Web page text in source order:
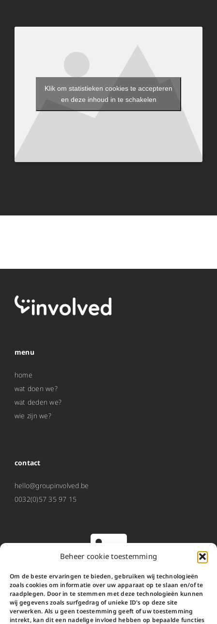
Beheer cookie toestemming
Om de beste ervaringen te bieden, gebruiken wij technologieën
zoals cookies om informatie over uw apparaat op te slaan en/of te
raadplegen. Door in te stemmen met deze technologieën kunnen
wij gegevens zoals surfgedrag of unieke ID's op deze site
verwerken. Als u geen toestemming geeft of uw toestemming
intrekt, kan dit een nadelige invloed hebben op bepaalde functies
Klik om statistieken cookies te accepteren
en deze inhoud in te schakelen
menu
home
wat doen we?
wat deden we?
wie zijn we?
contact
hello@groupinvolved.be
0032(0)57 35 97 15
O2 werd Involved
Involved is de nieuwe naam van O2.